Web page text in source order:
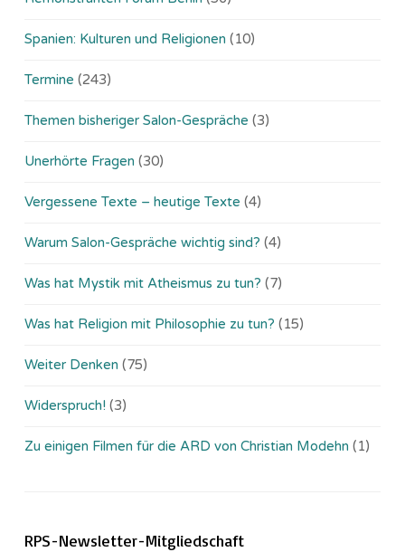
Spanien: Kulturen und Religionen (10)
Termine (243)
Themen bisheriger Salon-Gespräche (3)
Unerhörte Fragen (30)
Vergessene Texte – heutige Texte (4)
Warum Salon-Gespräche wichtig sind? (4)
Was hat Mystik mit Atheismus zu tun? (7)
Was hat Religion mit Philosophie zu tun? (15)
Weiter Denken (75)
Widerspruch! (3)
Zu einigen Filmen für die ARD von Christian Modehn (1)
RPS-Newsletter-Mitgliedschaft